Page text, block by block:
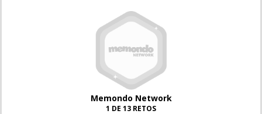
Memondo Network
1 DE 13 RETOS